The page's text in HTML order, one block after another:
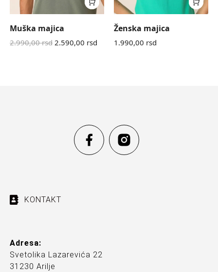
Muška majica
2.990,00rsd 2.590,00 rsd
Ženska majica
1.990,00 rsd
KONTAKT
Adresa:
Svetolika Lazarevića 22
31230 Arilje